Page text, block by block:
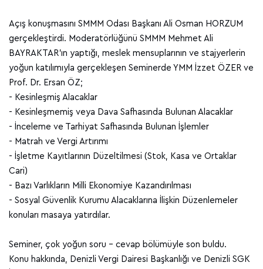
Açış konuşmasını SMMM Odası Başkanı Ali Osman HORZUM
gerçekleştirdi. Moderatörlüğünü SMMM Mehmet Ali
BAYRAKTAR'ın yaptığı, meslek mensuplarının ve stajyerlerin
yoğun katılımıyla gerçekleşen Seminerde YMM İzzet ÖZER ve
Prof. Dr. Ersan ÖZ;
- Kesinleşmiş Alacaklar
- Kesinleşmemiş veya Dava Safhasında Bulunan Alacaklar
- İnceleme ve Tarhiyat Safhasında Bulunan İşlemler
- Matrah ve Vergi Artırımı
- İşletme Kayıtlarının Düzeltilmesi (Stok, Kasa ve Ortaklar
Cari)
- Bazı Varlıkların Milli Ekonomiye Kazandırılması
- Sosyal Güvenlik Kurumu Alacaklarına İlişkin Düzenlemeler
konuları masaya yatırdılar.
Seminer, çok yoğun soru – cevap bölümüyle son buldu.
Konu hakkında, Denizli Vergi Dairesi Başkanlığı ve Denizli SGK